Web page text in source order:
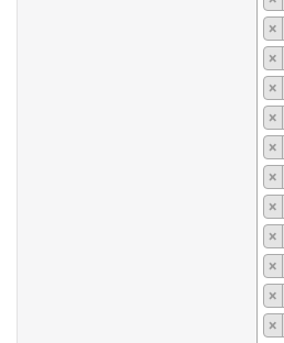
×
×
×
×
×
×
×
×
×
×
×